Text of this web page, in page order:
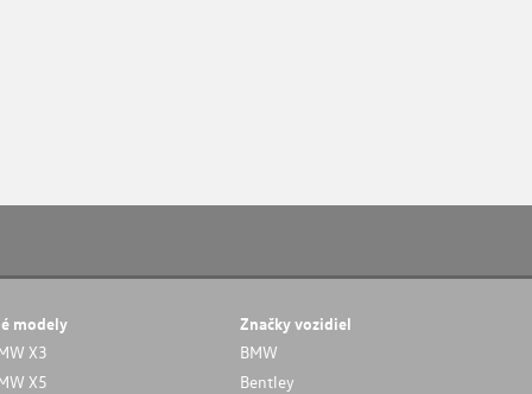
modely
X3
X5
Značky vozidiel
BMW
Bentley